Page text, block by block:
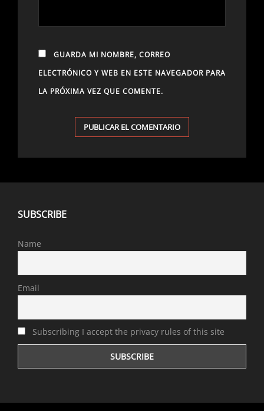
GUARDA MI NOMBRE, CORREO
ELECTRÓNICO Y WEB EN ESTE NAVEGADOR PARA
LA PRÓXIMA VEZ QUE COMENTE.
SUBSCRIBE
Name
Email
Subscribing I accept the privacy rules of this site